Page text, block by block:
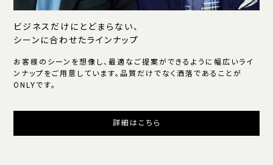
ビジネスだけにとどまらない、
シーンに合わせたラインナップ
お客様のシーンを想像し、最適なご提案ができるように幅広いライ
ンナップをご用意しています。品質だけでなく洒落であることが
ONLYです。
詳細はこちら